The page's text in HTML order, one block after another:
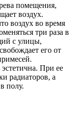
помещения,
воздух.
воздух во время
три раза в
с улицы,
его от
При ее
радиаторов, а
полу.